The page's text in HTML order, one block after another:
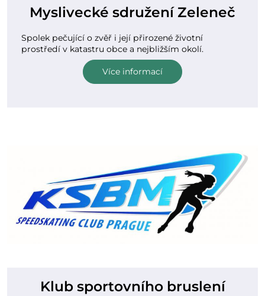
Myslivecké sdružení Zeleneč
Spolek pečující o zvěř i její přirozené životní
prostředí v katastru obce a nejbližším okolí.
Více informací
Klub sportovního bruslení